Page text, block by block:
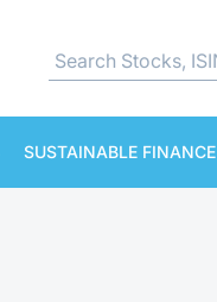
SUSTAINABLE FINANCE